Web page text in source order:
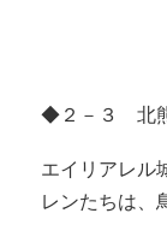
◆２－３ 北
エイリアレル
レンたちは